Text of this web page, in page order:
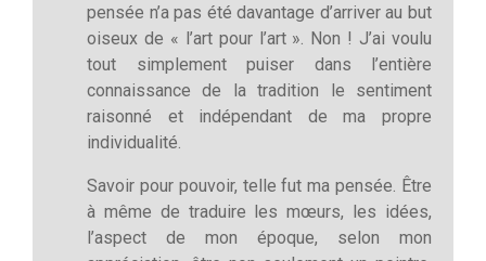
pensée n’a pas été davantage d’arriver au but
oiseux de « l’art pour l’art ». Non ! J’ai voulu
tout simplement puiser dans l’entière
connaissance de la tradition le sentiment
raisonné et indépendant de ma propre
individualité.
Savoir pour pouvoir, telle fut ma pensée. Être
à même de traduire les mœurs, les idées,
l’aspect de mon époque, selon mon